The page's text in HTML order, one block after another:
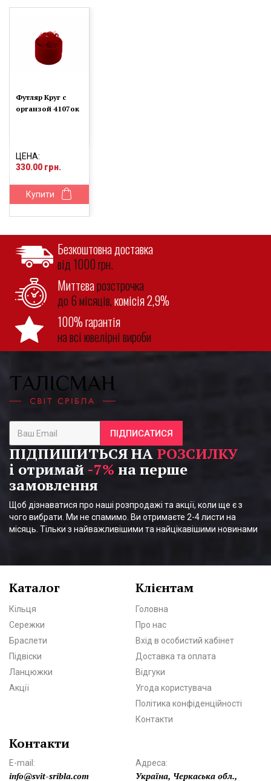
Футляр Круг с
органзой 4107ок
ЦЕНА:
330.00 грн.
Купити
Безкоштовна доставка
від 1000 грн.
Миттєварозстрочка
до 6 місяців,комісія 2,9%
100% гарантія
на всі ювелірні вироби
ПІДПИСАТИСЯ
ПІДПИШИТЬСЯ НА РОЗСИЛКУ
і отримай -7% на перше
замовлення
Щоб дізнаватися про наші розпродажі та акції, коли ще є з
чого вибрати. Ми не спамимо. Ви отримаєте 2-4 листи на
місяць. Тільки з найважливішими та найцікавішими новинами
Каталог
Кільця
Сережки
Браслети
Підвіски
Ланцюжки
Акції
Клієнтам
Головна
Про нас
Вхід в особистий кабінет
Доставка та оплата
Відгуки
Угода користувача
Політика конфіденційності
Контакти
Контакти
E-mail:
info@svit-sribla.com
Адреса:
Україна, Черкаська обл.,